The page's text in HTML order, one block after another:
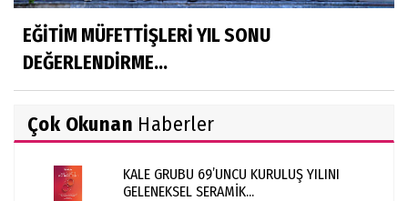
EĞİTİM MÜFETTİŞLERİ YIL SONU
DEĞERLENDİRME...
Çok Okunan Haberler
KALE GRUBU 69’UNCU KURULUŞ YILINI
GELENEKSEL SERAMİK...